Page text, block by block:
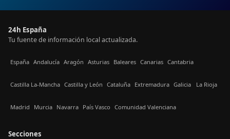
24h España
Tu fuente de información local actualizada.
España Andalucía Aragón Asturias Baleares Canarias Cantabria
Castilla La-Mancha Castilla y León Cataluña Extremadura Galicia La Rioja
Madrid Murcia Navarra País Vasco Comunidad Valenciana
Secciones